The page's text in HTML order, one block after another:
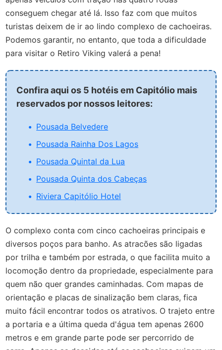
conseguem chegar até lá. Isso faz com que muitos
turistas deixem de ir ao lindo complexo de cachoeiras.
Podemos garantir, no entanto, que toda a dificuldade
para visitar o Retiro Viking valerá a pena!
Confira aqui os 5 hotéis em Capitólio mais
reservados por nossos leitores:
Pousada Belvedere
Pousada Rainha Dos Lagos
Pousada Quintal da Lua
Pousada Quinta dos Cabeças
Riviera Capitólio Hotel
O complexo conta com cinco cachoeiras principais e
diversos poços para banho. As atracões são ligadas
por trilha e também por estrada, o que facilita muito a
locomoção dentro da propriedade, especialmente para
quem não quer grandes caminhadas. Com mapas de
orientação e placas de sinalização bem claras, fica
muito fácil encontrar todos os atrativos. O trajeto entre
a portaria e a última queda d'água tem apenas 2600
metros e em grande parte pode ser percorrido de